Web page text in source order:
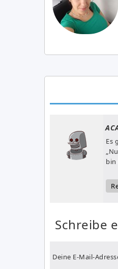
Es
bin
Schreibe
Deine E-Mail-